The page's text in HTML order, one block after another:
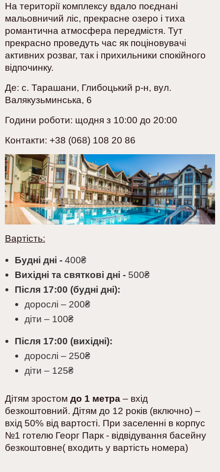
На території комплексу вдало поєднані
мальовничий ліс, прекрасне озеро і тиха
романтична атмосфера передмістя. Тут
прекрасно проведуть час як поціновувачі
активних розваг, так і прихильники спокійного
відпочинку.
Де: с. Тарашани, Глибоцький р-н, вул.
Валякузьминська, 6
Години роботи: щодня з 10:00 до 20:00
Контакти: +38 (068) 108 20 86
Вартість:
Будні дні - 400₴
Вихідні та святкові дні - 500₴
Після 17:00 (будні дні):
дорослі – 200₴
діти – 100₴
Після 17:00 (вихідні):
дорослі – 250₴
діти – 125₴
Дітям зростом до 1 метра – вхід
безкоштовний. Дітям до 12 років (включно) –
вхід 50% від вартості. При заселенні в корпус
№1 готелю Георг Парк - відвідування басейну
безкоштовне( входить у вартість номера)